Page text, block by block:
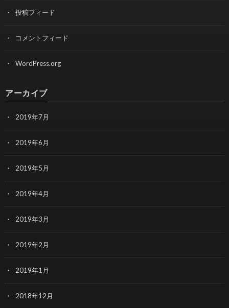
投稿フィード
コメントフィード
WordPress.org
アーカイブ
2019年7月
2019年6月
2019年5月
2019年4月
2019年3月
2019年2月
2019年1月
2018年12月